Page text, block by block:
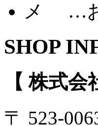
…
SHOP
【 株式会
〒 523-